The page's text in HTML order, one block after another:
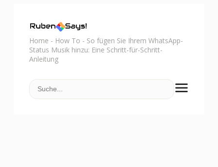
Home - How To - So fügen Sie Ihrem WhatsApp-
Status Musik hinzu: Eine Schritt-für-Schritt-
Anleitung